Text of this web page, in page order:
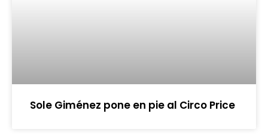
Sole Giménez pone en pie al Circo Price